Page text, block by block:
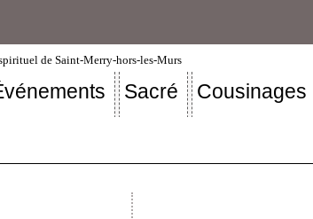
de Saint-Merry-hors-les-Murs
Sacré Cousinages